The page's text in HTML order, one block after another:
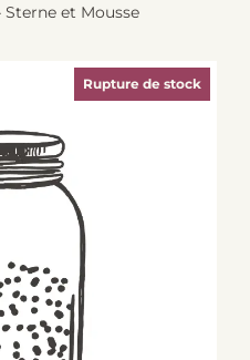
Sterne et Mousse
Rupture de stock